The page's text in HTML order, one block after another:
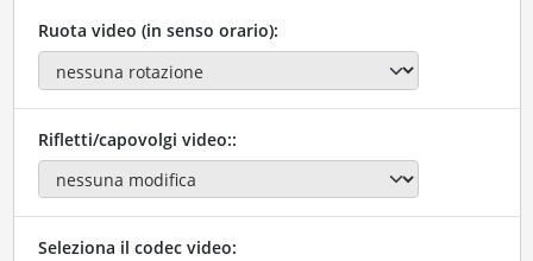
Ruota video (in senso orario):
Rifletti/capovolgi video::
Seleziona il codec video: